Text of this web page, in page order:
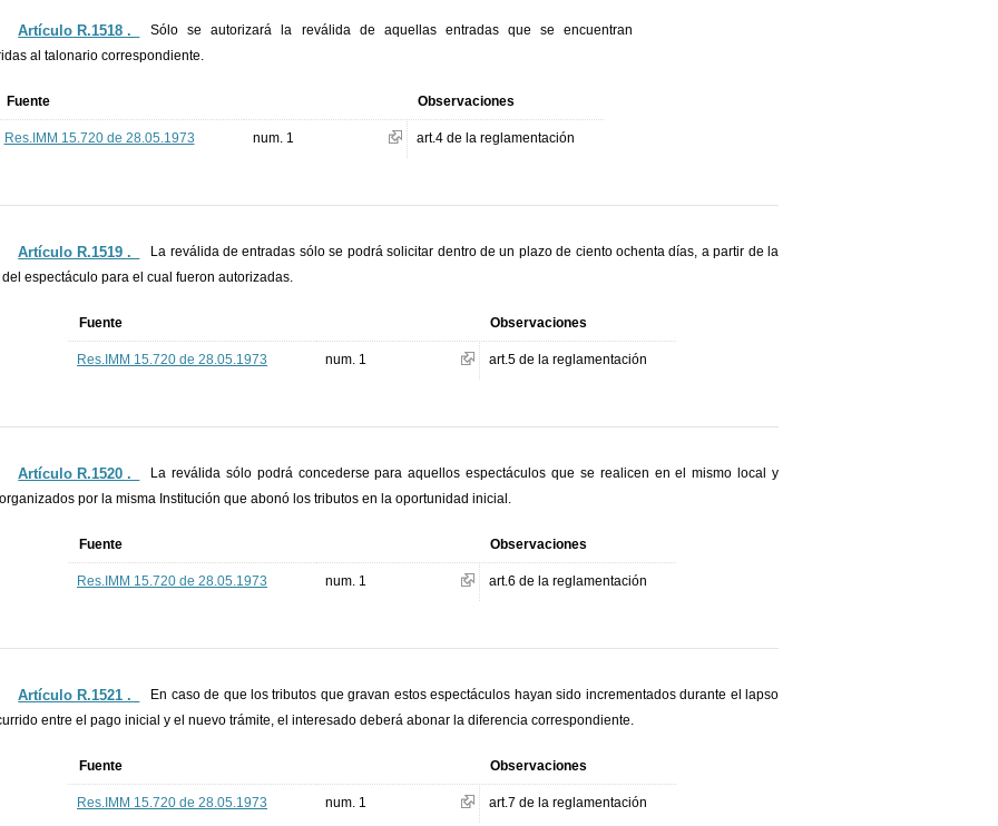
Artículo R.1518 ._
Sólo se autorizará la reválida de aquellas entradas que se encuentran
al talonario correspondiente.
Fuente Observaciones
Res.IMM 15.720 de 28.05.1973 num. 1 art.4 de la reglamentación
Artículo R.1519 ._
La reválida de entradas sólo se podrá solicitar dentro de un plazo de ciento ochenta días, a partir de la
espectáculo para el cual fueron autorizadas.
Fuente Observaciones
Res.IMM 15.720 de 28.05.1973 num. 1 art.5 de la reglamentación
Artículo R.1520 ._
La reválida sólo podrá concederse para aquellos espectáculos que se realicen en el mismo local y
por la misma Institución que abonó los tributos en la oportunidad inicial.
Fuente Observaciones
Res.IMM 15.720 de 28.05.1973 num. 1 art.6 de la reglamentación
Artículo R.1521 ._
En caso de que los tributos que gravan estos espectáculos hayan sido incrementados durante el lapso
entre el pago inicial y el nuevo trámite, el interesado deberá abonar la diferencia correspondiente.
Fuente Observaciones
Res.IMM 15.720 de 28.05.1973 num. 1 art.7 de la reglamentación